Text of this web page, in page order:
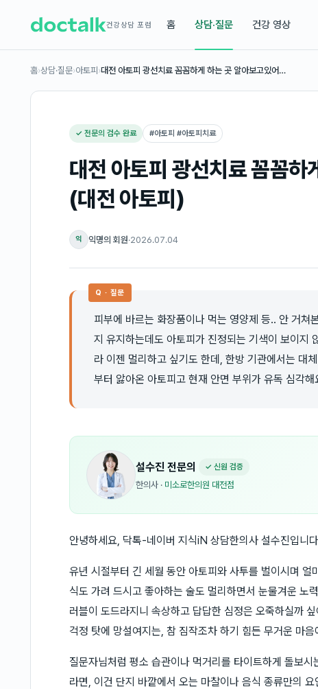
건강상담 포럼 홈 상담·질문 건강 영상
홈›상담·질문›아토피 ›대전 아토피 광선치료 꼼꼼하게 하는 곳 알아보고있어…
✓ 전문의 검수 완료 #아토피 #아토피치료
대전 아토피 광선치료 꼼꼼하
(대전 아토피)
익 익명의 회원·2026.07.04
Q · 질문
피부에 바르는 화장품이나 먹는 영양제 등.. 안 거
지 유지하는데도 아토피가 진정되는 기색이 보이지
라 이젠 멀리하고 싶기도 한데, 한방 기관에서는 대
부터 앓아온 아토피고 현재 안면 부위가 유독 심각해
설수진 전문의 ✓ 신원 검증
한의사 · 미소로한의원 대전점
안녕하세요, 닥톡-네이버 지식iN 상담한의사 설수진입니
유년 시절부터 긴 세월 동안 아토피와 사투를 벌이시며
식도 가려 드시고 좋아하는 술도 멀리하면서 눈물겨운 노
러블이 도드라지니 속상하고 답답한 심정은 오죽하실까
걱정 탓에 망설여지는, 참 짐작조차 하기 힘든 무거운 마
질문자님처럼 평소 습관이나 먹거리를 타이트하게 돌보
라면, 이건 단지 바깥에서 오는 마찰이나 음식 종류만의